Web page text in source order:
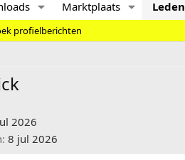
Marktplaats Leden
profielberichten
2026
8 jul 2026